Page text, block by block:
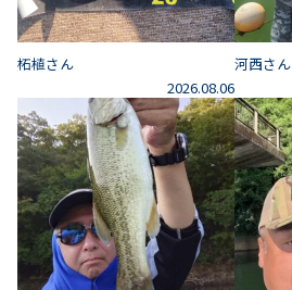
柘植さん
2026.08.06
河西さん